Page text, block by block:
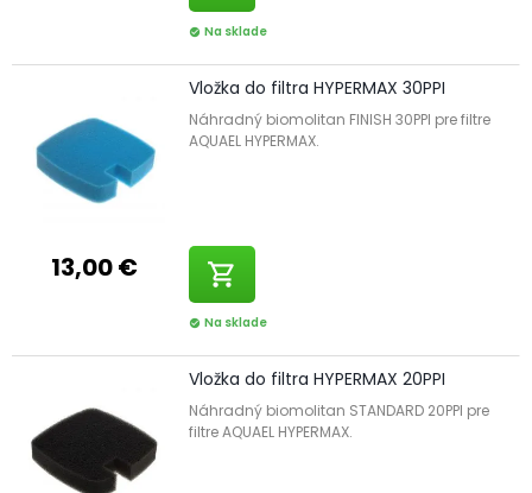
check_circle Na sklade
13,00 €
Vložka do filtra HYPERMAX 30PPI
Náhradný biomolitan FINISH 30PPI pre filtre
AQUAEL HYPERMAX.
shopping_cart
check_circle Na sklade
Vložka do filtra HYPERMAX 20PPI
Náhradný biomolitan STANDARD 20PPI pre
filtre AQUAEL HYPERMAX.